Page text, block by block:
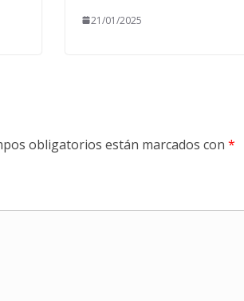
21/01/2025
obligatorios están marcados con *